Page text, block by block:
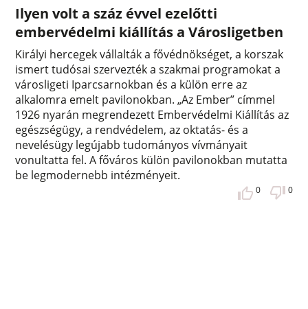
Ilyen volt a száz évvel ezelőtti
embervédelmi kiállítás a Városligetben
Királyi hercegek vállalták a fővédnökséget, a korszak
ismert tudósai szervezték a szakmai programokat a
városligeti Iparcsarnokban és a külön erre az
alkalomra emelt pavilonokban. „Az Ember” címmel
1926 nyarán megrendezett Embervédelmi Kiállítás az
egészségügy, a rendvédelem, az oktatás- és a
nevelésügy legújabb tudományos vívmányait
vonultatta fel. A főváros külön pavilonokban mutatta
be legmodernebb intézményeit.
0 0